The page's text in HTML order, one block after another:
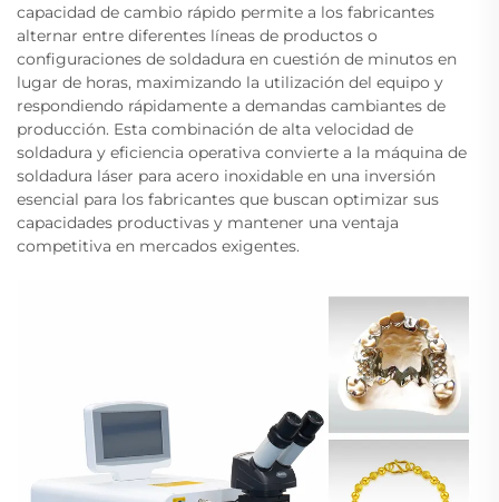
capacidad de cambio rápido permite a los fabricantes
alternar entre diferentes líneas de productos o
configuraciones de soldadura en cuestión de minutos en
lugar de horas, maximizando la utilización del equipo y
respondiendo rápidamente a demandas cambiantes de
producción. Esta combinación de alta velocidad de
soldadura y eficiencia operativa convierte a la máquina de
soldadura láser para acero inoxidable en una inversión
esencial para los fabricantes que buscan optimizar sus
capacidades productivas y mantener una ventaja
competitiva en mercados exigentes.